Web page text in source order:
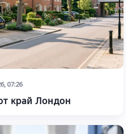
07:26
край Лондон